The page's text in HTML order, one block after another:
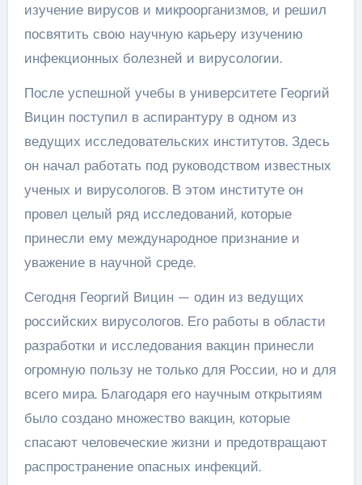
изучение вирусов и микроорганизмов, и решил
посвятить свою научную карьеру изучению
инфекционных болезней и вирусологии.
После успешной учебы в университете Георгий
Вицин поступил в аспирантуру в одном из
ведущих исследовательских институтов. Здесь
он начал работать под руководством известных
ученых и вирусологов. В этом институте он
провел целый ряд исследований, которые
принесли ему международное признание и
уважение в научной среде.
Сегодня Георгий Вицин — один из ведущих
российских вирусологов. Его работы в области
разработки и исследования вакцин принесли
огромную пользу не только для России, но и для
всего мира. Благодаря его научным открытиям
было создано множество вакцин, которые
спасают человеческие жизни и предотвращают
распространение опасных инфекций.